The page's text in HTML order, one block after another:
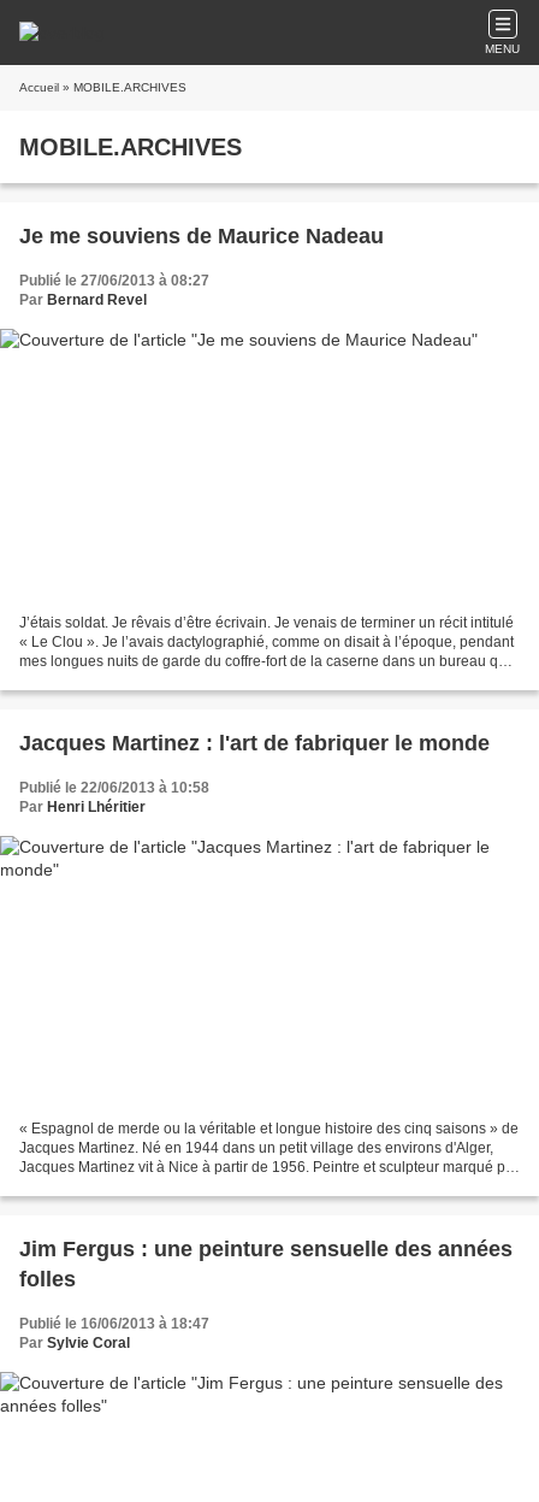
MENU
Accueil » MOBILE.ARCHIVES
MOBILE.ARCHIVES
Je me souviens de Maurice Nadeau
Publié le 27/06/2013 à 08:27
Par Bernard Revel
J’étais soldat. Je rêvais d’être écrivain. Je venais de terminer un récit intitulé
« Le Clou ». Je l’avais dactylographié, comme on disait à l’époque, pendant
mes longues nuits de garde du coffre-fort de la caserne dans un bureau qui
Jacques Martinez : l'art de fabriquer le monde
Publié le 22/06/2013 à 10:58
Par Henri Lhéritier
« Espagnol de merde ou la véritable et longue histoire des cinq saisons » de
Jacques Martinez. Né en 1944 dans un petit village des environs d'Alger,
Jacques Martinez vit à Nice à partir de 1956. Peintre et sculpteur marqué par
Jim Fergus : une peinture sensuelle des années
folles
Publié le 16/06/2013 à 18:47
Par Sylvie Coral